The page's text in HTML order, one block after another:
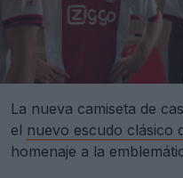
La nueva camiseta de
el nuevo escudo clásico
homenaje a la